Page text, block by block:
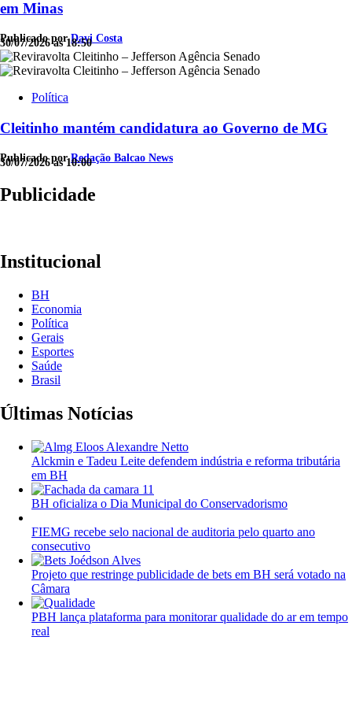
em Minas
Publicado porDavi Costa
30/07/2026 às 18:50
Política
Cleitinho mantém candidatura ao Governo de MG
Publicado porRedação Balcao News
30/07/2026 às 10:00
Publicidade
Institucional
BH
Economia
Política
Gerais
Esportes
Saúde
Brasil
Últimas Notícias
Alckmin e Tadeu Leite defendem indústria e reforma tributária
em BH
BH oficializa o Dia Municipal do Conservadorismo
FIEMG recebe selo nacional de auditoria pelo quarto ano
consecutivo
Projeto que restringe publicidade de bets em BH será votado na
Câmara
PBH lança plataforma para monitorar qualidade do ar em tempo
real